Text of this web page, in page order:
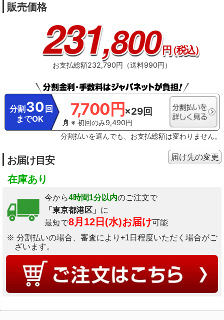
販売価格
231,800円（税込）
お支払総額232,790円（送料990円）
分割 30 回
までOK
7,700円×29回
※ 初回のみ9,490円
分割払いを選んでも、お支払総額は変わりません。
お届け目安
在庫あり
今から4時間1分以内のご注文で
「東京都港区」 に
最短で8月12日(水)お届け可能
※ 分割払いの場合、審査により+1日程度いただく場合がご
ざいます。
届け先の変更